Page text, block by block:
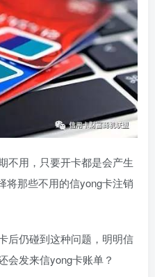
不用，只要开卡都是会产生
将那些不用的信yong卡注销
后仍碰到这种问题，明明信
会发来信yong卡账单？